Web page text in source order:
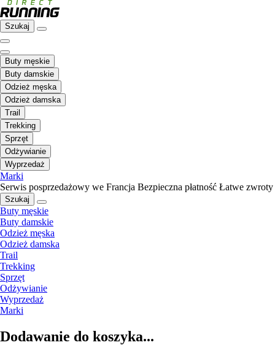
Szukaj
Buty męskie
Buty damskie
Odzież męska
Odzież damska
Trail
Trekking
Sprzęt
Odżywianie
Wyprzedaż
Marki
Serwis posprzedażowy we Francja Bezpieczna płatność Łatwe zwroty
Szukaj
Buty męskie
Buty damskie
Odzież męska
Odzież damska
Trail
Trekking
Sprzęt
Odżywianie
Wyprzedaż
Marki
Dodawanie do koszyka...